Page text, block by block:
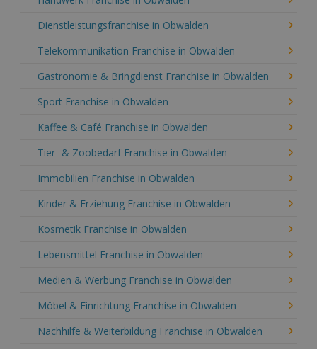
Dienstleistungsfranchise in Obwalden
Telekommunikation Franchise in Obwalden
Gastronomie & Bringdienst Franchise in Obwalden
Sport Franchise in Obwalden
Kaffee & Café Franchise in Obwalden
Tier- & Zoobedarf Franchise in Obwalden
Immobilien Franchise in Obwalden
Kinder & Erziehung Franchise in Obwalden
Kosmetik Franchise in Obwalden
Lebensmittel Franchise in Obwalden
Medien & Werbung Franchise in Obwalden
Möbel & Einrichtung Franchise in Obwalden
Nachhilfe & Weiterbildung Franchise in Obwalden